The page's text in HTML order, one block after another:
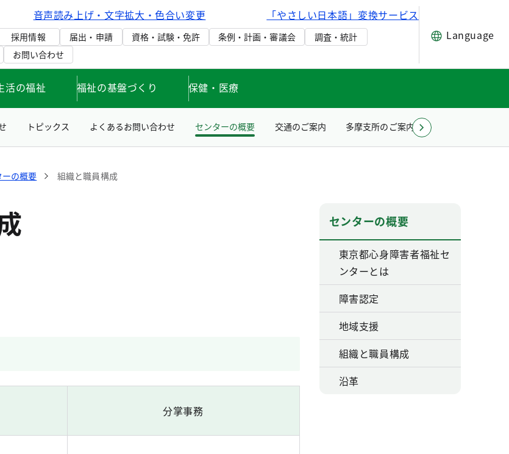
音声読み上げ・文字拡大・色合い変更 「やさしい日本語」変換サービス
採用情報 届出・申請 資格・試験・免許 条例・計画・審議会
調査・統計
お問い合わせ
Language
活の福祉 福祉の基盤づくり 保健・医療
トピックス よくあるお問い合わせ センターの概要 交通のご案内 多摩支所のご案内
ーの概要 組織と職員構成
分掌事務
センターの概要
東京都心身障害者福祉セ
ンターとは
障害認定
地域支援
組織と職員構成
沿革